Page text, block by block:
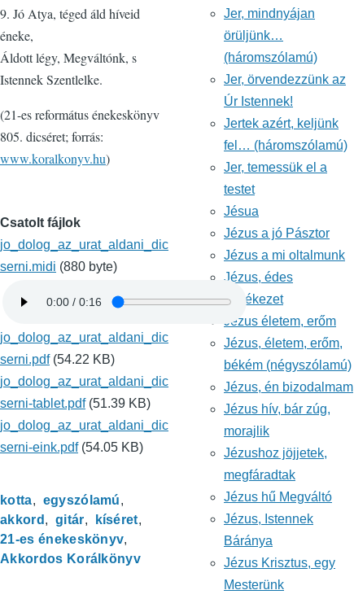
9. Jó Atya, téged áld híveid
éneke,
Áldott légy, Megváltónk, s
Istennek Szentlelke.
(21-es református énekeskönyv
805. dicséret; forrás:
www.koralkonyv.hu)
Csatolt fájlok
jo_dolog_az_urat_aldani_dic
serni.midi (880 byte)
jo_dolog_az_urat_aldani_dic
serni.pdf (54.22 KB)
jo_dolog_az_urat_aldani_dic
serni-tablet.pdf (51.39 KB)
jo_dolog_az_urat_aldani_dic
serni-eink.pdf (54.05 KB)
kotta
egyszólamú
akkord
gitár
kíséret
21-es énekeskönyv
Akkordos Korálkönyv
Jer, mindnyájan
örüljünk…
(háromszólamú)
Jer, örvendezzünk az
Úr Istennek!
Jertek azért, keljünk
fel… (háromszólamú)
Jer, temessük el a
testet
Jésua
Jézus a jó Pásztor
Jézus a mi oltalmunk
Jézus, édes
emlékezet
Jézus életem, erőm
Jézus, életem, erőm,
békém (négyszólamú)
Jézus, én bizodalmam
Jézus hív, bár zúg,
morajlik
Jézushoz jöjjetek,
megfáradtak
Jézus hű Megváltó
Jézus, Istennek
Báránya
Jézus Krisztus, egy
Mesterünk